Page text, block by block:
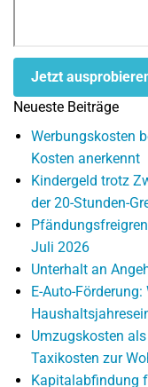
Jetzt
Neueste Beiträge
Werbungskosten
Kosten anerkennt
Kindergeld trotz
der 20-Stunden-
Juli 2026
Unterhalt an
E-Auto-
Umzugskosten
Taxikosten zur
Kapitalabfindung